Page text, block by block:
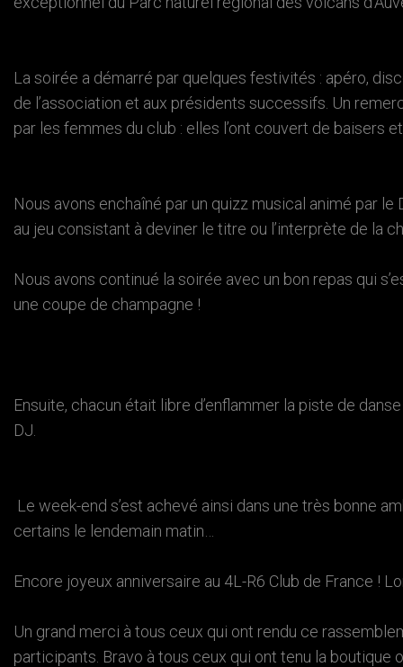
La soirée a démarré par quelques festivités : apéro,
de l’association et aux présidents successifs. Un
par les femmes du club : elles l’ont couvert de baisers
Nous avons enchaîné par un quizz musical animé par le
au jeu consistant à deviner le titre ou l’interprète de la
Nous avons continué la soirée avec un bon repas qui
une coupe de champagne !
Ensuite, chacun était libre d’enflammer la piste de
DJ.
Le week-end s’est achevé ainsi dans une très bonne
certains le lendemain matin…
Encore joyeux anniversaire au 4L-R6 Club de France !
Un grand merci à tous ceux qui ont rendu ce
participants. Bravo à tous ceux qui ont tenu la